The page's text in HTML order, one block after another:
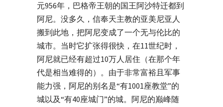
元956年，巴格帝王朝的国王阿沙特迁都到
阿尼。没多久，信奉天主教的亚美尼亚人
搬到此地，把阿尼变成了一个无与伦比的
城市。当时它扩张得很快，在11世纪时，
阿尼就已经有超过10万人居住（在那个年
代是相当难得的）。由于非常富裕且军事
能力强，阿尼的别名是“有1001座教堂”的
城以及“有40座城门”的城。阿尼的巅峰随